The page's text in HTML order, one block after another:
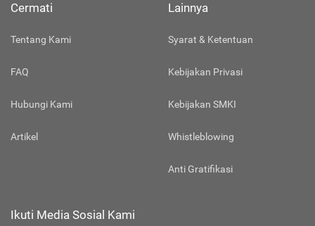
Cermati
Tentang Kami
FAQ
Hubungi Kami
Artikel
Lainnya
Syarat & Ketentuan
Kebijakan Privasi
Kebijakan SMKI
Whistleblowing
Anti Gratifikasi
Ikuti Media Sosial Kami